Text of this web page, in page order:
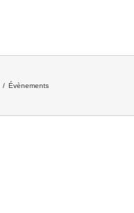
/ Évènements